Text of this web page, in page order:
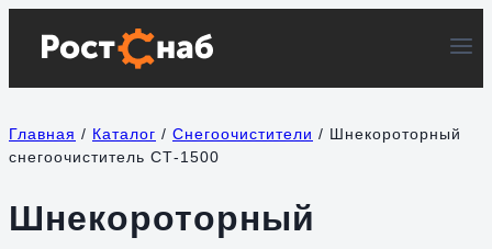
содержимому
Главная / Каталог / Снегоочистители / Шнекороторный
снегоочиститель СТ-1500
Шнекороторный